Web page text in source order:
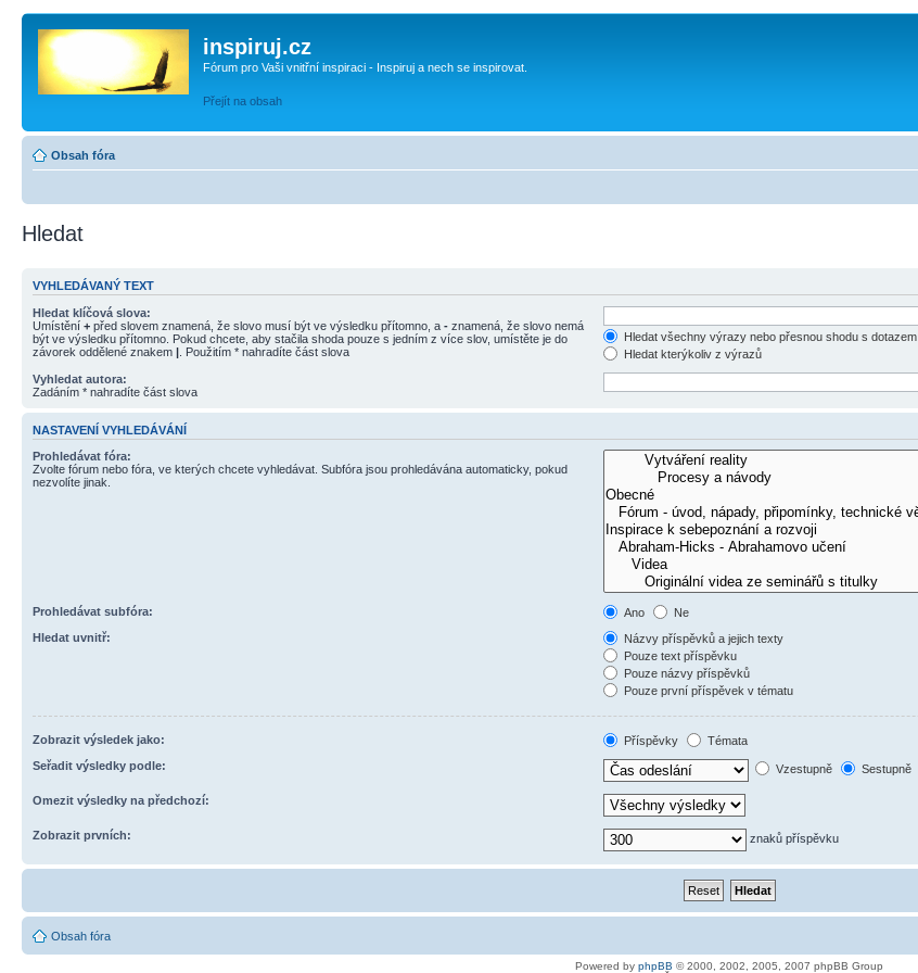
inspiruj.cz
Fórum pro Vaši vnitřní inspiraci - Inspiruj a nech se inspirovat.
Přejít na obsah
Obsah fóra
Hledat
VYHLEDÁVANÝ TEXT
Hledat klíčová slova:
Umístění + před slovem znamená, že slovo musí být ve výsledku přítomno, a - znamená, že slovo nemá
být ve výsledku přítomno. Pokud chcete, aby stačila shoda pouze s jedním z více slov, umístěte je do
závorek oddělené znakem | . Použitím * nahradíte část slova
Hledat všechny výrazy nebo přesnou shodu s dotazem
Hledat kterýkoliv z výrazů
Vyhledat autora:
Zadáním * nahradíte část slova
NASTAVENÍ VYHLEDÁVÁNÍ
Prohledávat fóra:
Zvolte fórum nebo fóra, ve kterých chcete vyhledávat. Subfóra jsou prohledávána automaticky, pokud
nezvolíte jinak.
Prohledávat subfóra: Ano
Ne
Hledat uvnitř:
Názvy příspěvků a jejich texty
Pouze text příspěvku
Pouze názvy příspěvků
Pouze první příspěvek v tématu
Zobrazit výsledek jako: Příspěvky
Témata
Seřadit výsledky podle:
Vzestupně Sestupně
Omezit výsledky na předchozí:
Zobrazit prvních: znaků příspěvku
Obsah fóra
Powered by phpBB © 2000, 2002, 2005, 2007 phpBB Group